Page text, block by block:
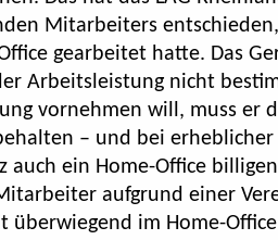
Mitarbeiters
gearbeitet hatte. Das
Arbeitsleistung nicht
vornehmen will, muss er
– und bei erheblicher
ein Home-Office
aufgrund einer
überwiegend im Home-